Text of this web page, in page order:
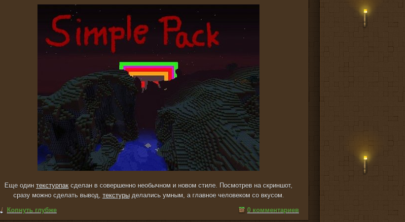
Еще один текстурпак сделан в совершенно необычном и новом стиле. Посмотрев на скриншот,
сразу можно сделать вывод, текстурыделались умным, а главное человеком со вкусом.
Копнуть глубже
0 комментариев